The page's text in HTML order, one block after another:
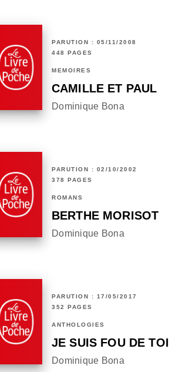
PARUTION : 05/11/2008
448 PAGES
MÉMOIRES
CAMILLE ET PAUL
Dominique Bona
PARUTION : 02/10/2002
378 PAGES
ROMANS
BERTHE MORISOT
Dominique Bona
PARUTION : 17/05/2017
352 PAGES
ANTHOLOGIES
JE SUIS FOU DE TOI
Dominique Bona